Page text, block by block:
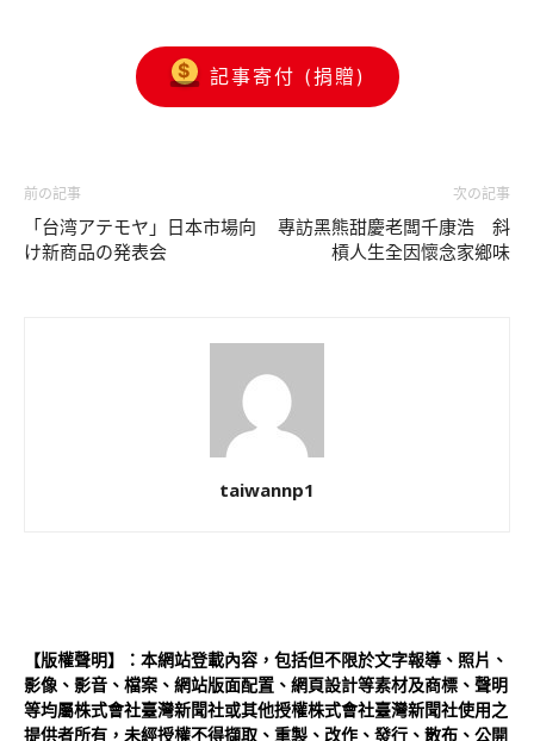
記事寄付 (捐贈)
前の記事
「台湾アテモヤ」日本市場向
け新商品の発表会
次の記事
專訪黑熊甜慶老闆千康浩 斜
槓人生全因懷念家鄉味
taiwannp1
【版權聲明】：本網站登載內容，包括但不限於文字報導、照片、
影像、影音、檔案、網站版面配置、網頁設計等素材及商標、聲明
等均屬株式會社臺灣新聞社或其他授權株式會社臺灣新聞社使用之
提供者所有，未經授權不得擷取、重製、改作、發行、散布、公開